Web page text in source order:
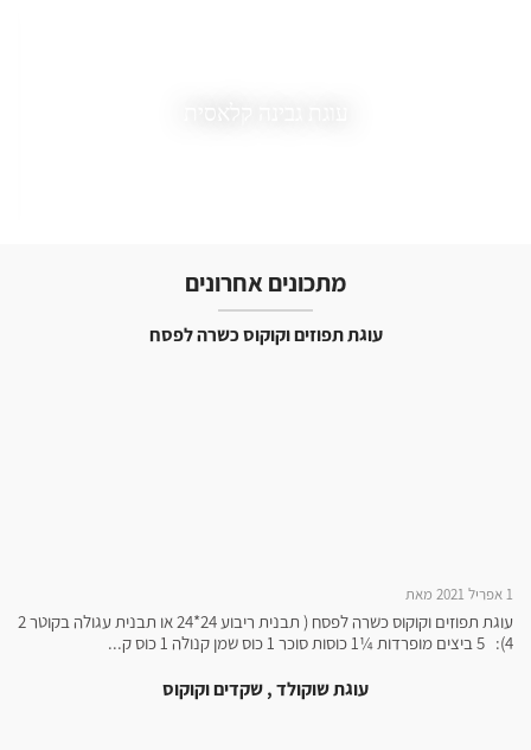
מתכונים אחרונים
עוגת תפוזים וקוקוס כשרה לפסח
1 אפריל 2021 מאת
עוגת תפוזים וקוקוס כשרה לפסח ( תבנית ריבוע 24*24 או תבנית עגולה בקוטר 2
4): 5 ביצים מופרדות ¼1 כוסות סוכר 1 כוס שמן קנולה 1 כוס ק...
עוגת שוקולד , שקדים וקוקוס